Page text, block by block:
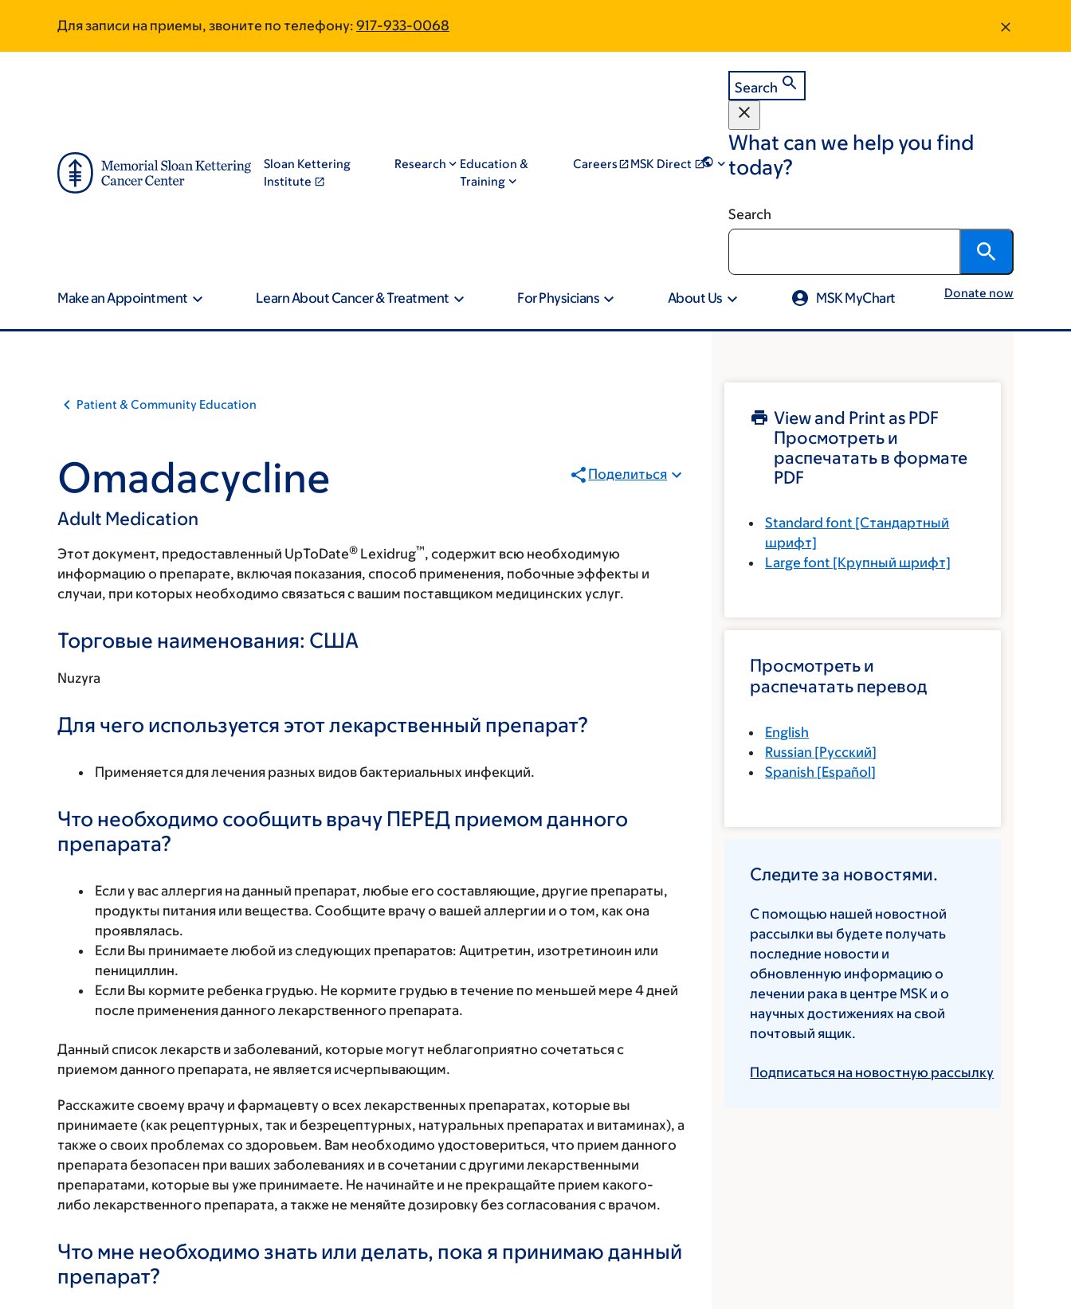
main
footer
Для записи на приемы, звоните по телефону: 917-933-0068
Sloan Kettering
Institute
Research
Education &
Training
Careers MSK Direct
Search
What can we help you find
today?
Search
Make an Appointment Learn About Cancer & Treatment For Physicians About Us MSK MyChart Donate now
Patient & Community Education
Omadacycline
Adult Medication
Поделиться
Этот документ, предоставленный UpToDate® Lexidrug™, содержит всю необходимую
информацию о препарате, включая показания, способ применения, побочные эффекты и
случаи, при которых необходимо связаться с вашим поставщиком медицинских услуг.
Торговые наименования: США
Nuzyra
Для чего используется этот лекарственный препарат?
Применяется для лечения разных видов бактериальных инфекций.
Что необходимо сообщить врачу ПЕРЕД приемом данного
препарата?
Если у вас аллергия на данный препарат, любые его составляющие, другие препараты,
продукты питания или вещества. Сообщите врачу о вашей аллергии и о том, как она
проявлялась.
Если Вы принимаете любой из следующих препаратов: Ацитретин, изотретиноин или
пенициллин.
Если Вы кормите ребенка грудью. Не кормите грудью в течение по меньшей мере 4 дней
после применения данного лекарственного препарата.
Данный список лекарств и заболеваний, которые могут неблагоприятно сочетаться с
приемом данного препарата, не является исчерпывающим.
Расскажите своему врачу и фармацевту о всех лекарственных препаратах, которые вы
принимаете (как рецептурных, так и безрецептурных, натуральных препаратах и витаминах), а
также о своих проблемах со здоровьем. Вам необходимо удостовериться, что прием данного
препарата безопасен при ваших заболеваниях и в сочетании с другими лекарственными
препаратами, которые вы уже принимаете. Не начинайте и не прекращайте прием какого-
либо лекарственного препарата, а также не меняйте дозировку без согласования с врачом.
Что мне необходимо знать или делать, пока я принимаю данный
препарат?
View and Print as PDF
Просмотреть и
распечатать в формате
PDF
Standard font [Стандартный
шрифт]
Large font [Крупный шрифт]
Просмотреть и
распечатать перевод
English
Russian [Русский]
Spanish [Español]
Следите за новостями.
С помощью нашей новостной
рассылки вы будете получать
последние новости и
обновленную информацию о
лечении рака в центре MSK и о
научных достижениях на свой
почтовый ящик.
Подписаться на новостную рассылку